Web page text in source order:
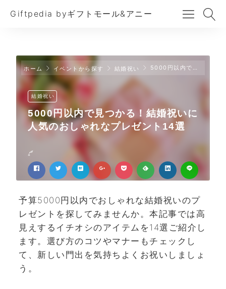
Giftpedia byギフトモール&アニー
ホーム イベントから探す 結婚祝い 5000円以内で見つかる！結婚祝いに人気のおしゃれなプレゼント14選
結婚祝い
5000円以内で見つかる！結婚祝いに
人気のおしゃれなプレゼント14選
予算5000円以内でおしゃれな結婚祝いのプ
レゼントを探してみませんか。本記事では高
見えするイチオシのアイテムを14選ご紹介し
ます。選び方のコツやマナーもチェックし
て、新しい門出を気持ちよくお祝いしましょ
う。